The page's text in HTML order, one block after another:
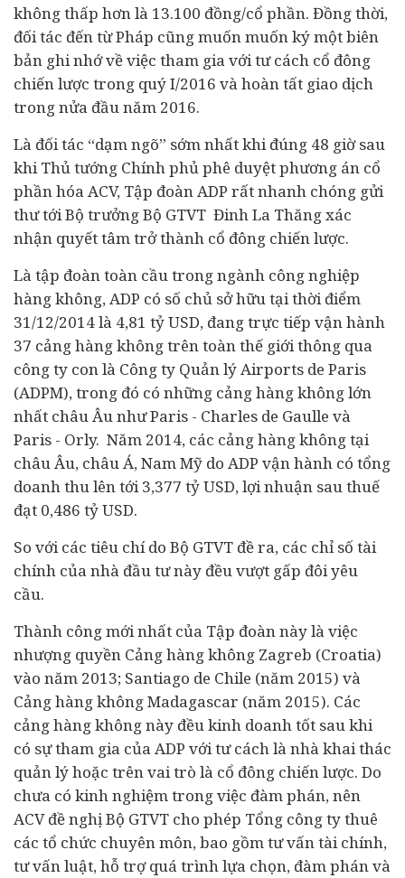
không thấp hơn là 13.100 đồng/cổ phần. Đồng thời,
đối tác đến từ Pháp cũng muốn muốn ký một biên
bản ghi nhớ về việc tham gia với tư cách cổ đông
chiến lược trong quý I/2016 và hoàn tất giao dịch
trong nửa đầu năm 2016.
Là đối tác “dạm ngõ” sớm nhất khi đúng 48 giờ sau
khi Thủ tướng Chính phủ phê duyệt phương án cổ
phần hóa ACV, Tập đoàn ADP rất nhanh chóng gửi
thư tới Bộ trưởng Bộ GTVT Đinh La Thăng xác
nhận quyết tâm trở thành cổ đông chiến lược.
Là tập đoàn toàn cầu trong ngành công nghiệp
hàng không, ADP có số chủ sở hữu tại thời điểm
31/12/2014 là 4,81 tỷ USD, đang trực tiếp vận hành
37 cảng hàng không trên toàn thế giới thông qua
công ty con là Công ty Quản lý Airports de Paris
(ADPM), trong đó có những cảng hàng không lớn
nhất châu Âu như Paris - Charles de Gaulle và
Paris - Orly. Năm 2014, các cảng hàng không tại
châu Âu, châu Á, Nam Mỹ do ADP vận hành có tổng
doanh thu lên tới 3,377 tỷ USD, lợi nhuận sau thuế
đạt 0,486 tỷ USD.
So với các tiêu chí do Bộ GTVT đề ra, các chỉ số tài
chính của nhà đầu tư này đều vượt gấp đôi yêu
cầu.
Thành công mới nhất của Tập đoàn này là việc
nhượng quyền Cảng hàng không Zagreb (Croatia)
vào năm 2013; Santiago de Chile (năm 2015) và
Cảng hàng không Madagascar (năm 2015). Các
cảng hàng không này đều kinh doanh tốt sau khi
có sự tham gia của ADP với tư cách là nhà khai thác
quản lý hoặc trên vai trò là cổ đông chiến lược. Do
chưa có kinh nghiệm trong việc đàm phán, nên
ACV đề nghị Bộ GTVT cho phép Tổng công ty thuê
các tổ chức chuyên môn, bao gồm tư vấn tài chính,
tư vấn luật, hỗ trợ quá trình lựa chọn, đàm phán và